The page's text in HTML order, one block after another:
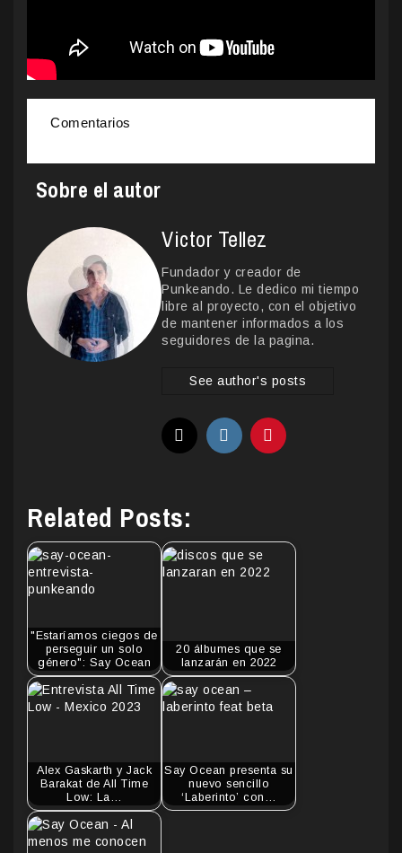
Comentarios
Sobre el autor
Victor Tellez
Fundador y creador de
Punkeando. Le dedico mi tiempo
libre al proyecto, con el objetivo
de mantener informados a los
seguidores de la pagina.
See author's posts
Related Posts:
"Estaríamos ciegos de
perseguir un solo
género": Say Ocean
20 álbumes que se
lanzarán en 2022
Alex Gaskarth y Jack
Barakat de All Time
Low: La…
Say Ocean presenta su
nuevo sencillo
‘Laberinto’ con…